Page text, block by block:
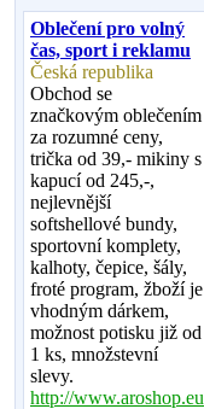
Oblečení pro volný
čas, sport i reklamu
Česká republika
Obchod se
značkovým oblečením
za rozumné ceny,
trička od 39,- mikiny s
kapucí od 245,-,
nejlevnější
softshellové bundy,
sportovní komplety,
kalhoty, čepice, šály,
froté program, žboží je
vhodným dárkem,
možnost potisku již od
1 ks, množstevní
slevy.
http://www.aroshop.eu